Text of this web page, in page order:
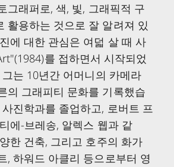
그래퍼로, 색, 빛, 그래픽적 구
활용하는 것으로 잘 알려져 있
에 대한 관심은 여덟 살 때 사
를 접하면서 시작되었
는 10년간 어머니의 카메라
의 그래피티 문화를 기록했습
진학과를 졸업하고, 로버트 프
에-브레송, 알렉스 웹과 같
한 건축, 그리고 호주의 화가
, 하워드 아클리 등으로부터 영